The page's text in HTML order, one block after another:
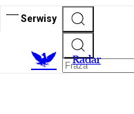
Serwisy
Radar